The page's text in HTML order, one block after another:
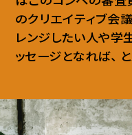
のクリエイティブ会
レンジしたい人や学
ッセージとなれば、